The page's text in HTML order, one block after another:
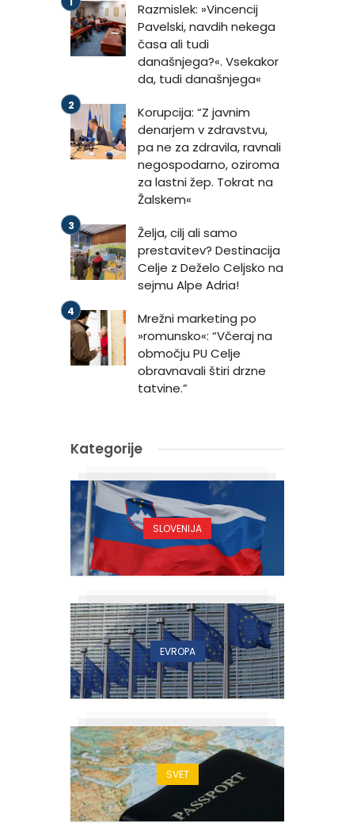
Razmislek: »Vincencij
Pavelski, navdih nekega
časa ali tudi
današnjega?«. Vsekakor
da, tudi današnjega«
Korupcija: “Z javnim
denarjem v zdravstvu,
pa ne za zdravila, ravnali
negospodarno, oziroma
za lastni žep. Tokrat na
Žalskem«
Želja, cilj ali samo
prestavitev? Destinacija
Celje z Deželo Celjsko na
sejmu Alpe Adria!
Mrežni marketing po
»romunsko«: “Včeraj na
območju PU Celje
obravnavali štiri drzne
tatvine.”
Kategorije
SLOVENIJA
EVROPA
SVET